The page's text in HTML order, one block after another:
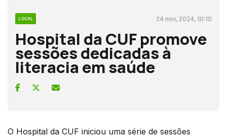
LOCAL 24 nov, 2024, 10:10
Hospital da CUF promove
sessões dedicadas à
literacia em saúde
O Hospital da CUF iniciou uma série de sessões